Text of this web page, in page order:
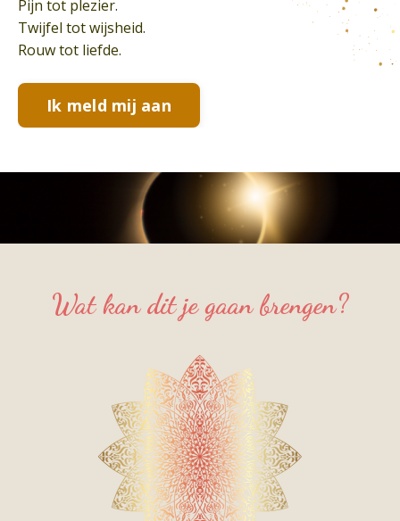
Pijn tot plezier.
Twijfel tot wijsheid.
Rouw tot liefde.
Ik meld mij aan
Wat kan dit je gaan brengen?